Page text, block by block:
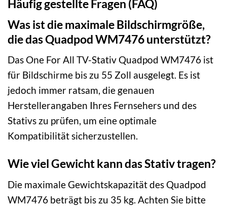
Häufig gestellte Fragen (FAQ)
Was ist die maximale Bildschirmgröße,
die das Quadpod WM7476 unterstützt?
Das One For All TV-Stativ Quadpod WM7476 ist
für Bildschirme bis zu 55 Zoll ausgelegt. Es ist
jedoch immer ratsam, die genauen
Herstellerangaben Ihres Fernsehers und des
Stativs zu prüfen, um eine optimale
Kompatibilität sicherzustellen.
Wie viel Gewicht kann das Stativ tragen?
Die maximale Gewichtskapazität des Quadpod
WM7476 beträgt bis zu 35 kg. Achten Sie bitte